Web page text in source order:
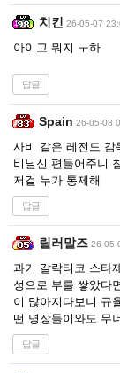
치킨 26-05-07
아이고 뭐지 ㅜ하
답글
Spain 26-05-08
사비 같은 레전드 감
비닐신 편들어주니
저걸 누가 통제해
답글
릴러말즈 26-05-
과거 갈락티코 스타
성으로 부를 쌓았다
이 많아지다보니 규
떤 명장들이와도 무
답글